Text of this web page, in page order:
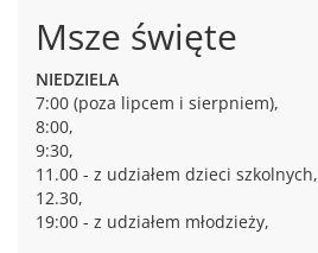
Msze święte
NIEDZIELA
7:00 (poza lipcem i sierpniem),
8:00,
9:30,
11.00 - z udziałem dzieci szkolnych,
12.30,
19:00 - z udziałem młodzieży,